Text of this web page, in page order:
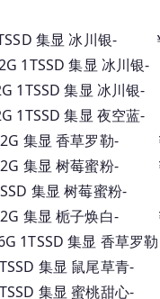
集显 冰川银- ￥
1TSSD 集显 冰川
1TSSD 集显 冰川
1TSSD 集显 夜空
集显 香草罗勒-
集显 树莓蜜粉-
集显 树莓蜜粉-
集显 栀子焕白-
1TSSD 集显 香草
集显 鼠尾草青-
集显 蜜桃甜心-